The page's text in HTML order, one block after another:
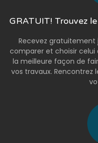
GRATUIT! Trouvez
Recevez gratuitement
comparer et choisir celui
la meilleure façon de
vos travaux. Rencontrez